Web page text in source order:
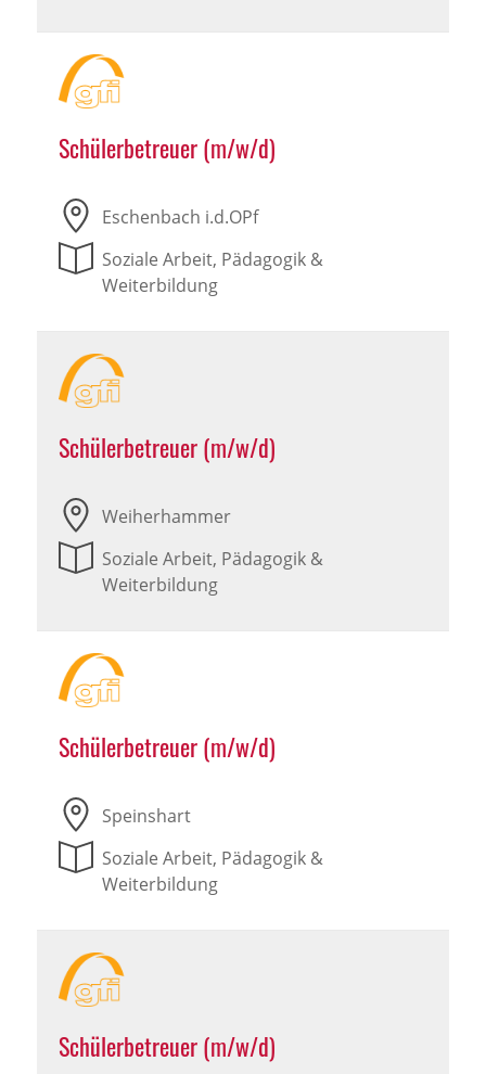
Schülerbetreuer (m/w/d)
Eschenbach i.d.OPf
Soziale Arbeit, Pädagogik &
Weiterbildung
Schülerbetreuer (m/w/d)
Weiherhammer
Soziale Arbeit, Pädagogik &
Weiterbildung
Schülerbetreuer (m/w/d)
Speinshart
Soziale Arbeit, Pädagogik &
Weiterbildung
Schülerbetreuer (m/w/d)